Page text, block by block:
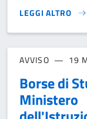
LEGGI ALTRO
MENÙ MENSA
AVVISO 19
Borse di
Ministero